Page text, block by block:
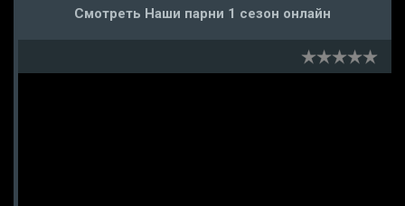
Смотреть Наши парни 1 сезон онлайн